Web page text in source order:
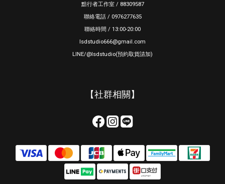
黯行者工作室 / 88309587
聯絡電話 / 0976277635
聯絡時間 / 13:00-20:00
lsdstudio666@gmail.com
LINE/@lsdstudio(預約取貨請加)
【社群相關】